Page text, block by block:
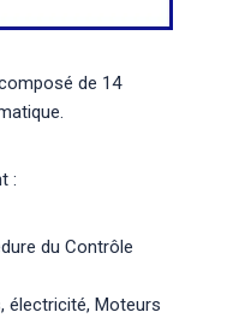
de 14
:
du Contrôle
électricité, Moteurs